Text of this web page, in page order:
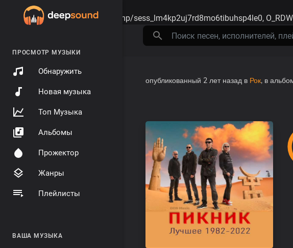
Warning: session_start(): open(/tmp/sess_lm4kp2uj7rd8mo6tibuhsp4le0,
ПРОСМОТР МУЗЫКИ
Обнаружить
Новая музыка
Топ Музыка
Альбомы
Прожектор
Жанры
Плейлисты
ВАША МУЗЫКА
опубликованный 2 лет назад в Рок, в